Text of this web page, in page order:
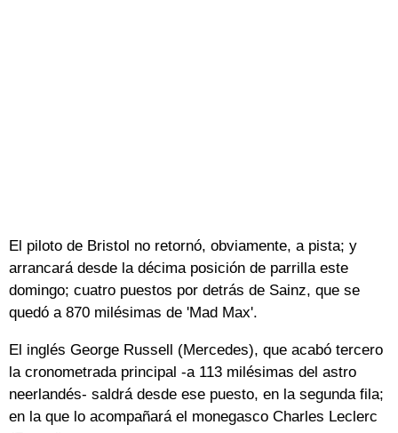
El piloto de Bristol no retornó, obviamente, a pista; y
arrancará desde la décima posición de parrilla este
domingo; cuatro puestos por detrás de Sainz, que se
quedó a 870 milésimas de 'Mad Max'.
El inglés George Russell (Mercedes), que acabó tercero
la cronometrada principal -a 113 milésimas del astro
neerlandés- saldrá desde ese puesto, en la segunda fila;
en la que lo acompañará el monegasco Charles Leclerc